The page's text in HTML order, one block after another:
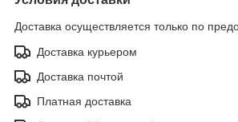
Доставка осуществляется только по
Доставка курьером
Доставка почтой
Платная доставка